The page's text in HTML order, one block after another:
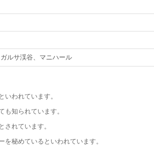
ルサ渓谷、マニハール
われています。
知られています。
れています。
秘めているといわれています。